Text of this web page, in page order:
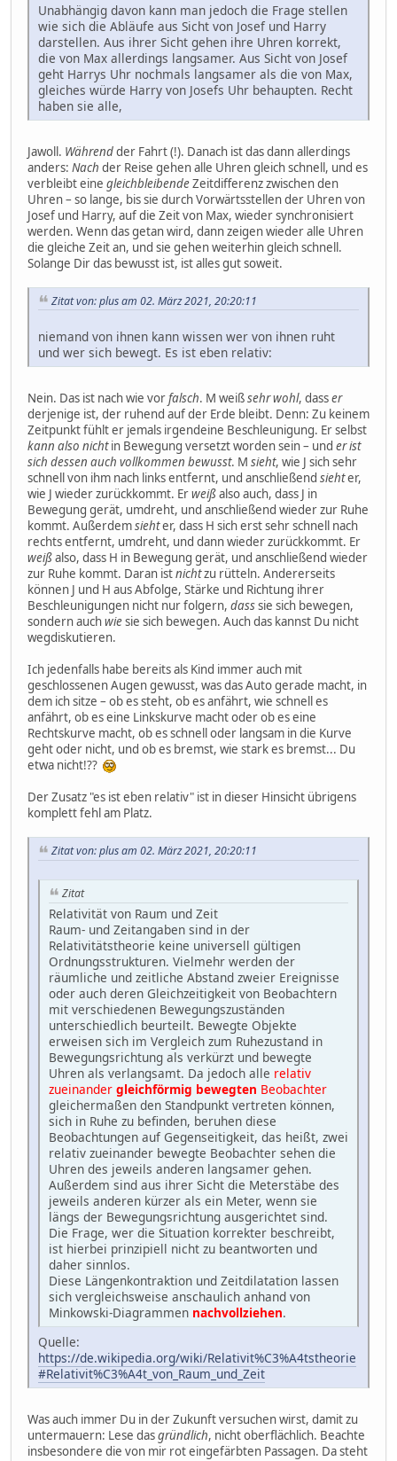
Unabhängig davon kann man jedoch die Frage stellen
wie sich die Abläufe aus Sicht von Josef und Harry
darstellen. Aus ihrer Sicht gehen ihre Uhren korrekt,
die von Max allerdings langsamer. Aus Sicht von Josef
geht Harrys Uhr nochmals langsamer als die von Max,
gleiches würde Harry von Josefs Uhr behaupten. Recht
haben sie alle,
Jawoll. Währendder Fahrt (!). Danach ist das dann allerdings
anders: Nach der Reise gehen alle Uhren gleich schnell, und es
verbleibt eine gleichbleibendeZeitdifferenz zwischen den
Uhren – so lange, bis sie durch Vorwärtsstellen der Uhren von
Josef und Harry, auf die Zeit von Max, wieder synchronisiert
werden. Wenn das getan wird, dann zeigen wieder alle Uhren
die gleiche Zeit an, und sie gehen weiterhin gleich schnell.
Solange Dir das bewusst ist, ist alles gut soweit.
Zitat von: plus am 02. März 2021, 20:20:11
niemand von ihnen kann wissen wer von ihnen ruht
und wer sich bewegt. Es ist eben relativ:
Nein. Das ist nach wie vorfalsch. M weißsehr wohl, dasser
derjenige ist, der ruhend auf der Erde bleibt. Denn: Zu keinem
Zeitpunkt fühlt er jemals irgendeine Beschleunigung. Er selbst
kann also nichtin Bewegung versetzt worden sein – und er ist
sich dessen auch vollkommen bewusst. M sieht, wie J sich sehr
schnell von ihm nach links entfernt, und anschließend siehter,
wie J wieder zurückkommt. Erweißalso auch, dass J in
Bewegung gerät, umdreht, und anschließend wieder zur Ruhe
kommt. Außerdemsiehter, dass H sich erst sehr schnell nach
rechts entfernt, umdreht, und dann wieder zurückkommt. Er
weißalso, dass H in Bewegung gerät, und anschließend wieder
zur Ruhe kommt. Daran istnichtzu rütteln. Andererseits
können J und H aus Abfolge, Stärke und Richtung ihrer
Beschleunigungen nicht nur folgern, dasssie sich bewegen,
sondern auchwiesie sich bewegen. Auch das kannst Du nicht
wegdiskutieren.
Ich jedenfalls habe bereits als Kind immer auch mit
geschlossenen Augen gewusst, was das Auto gerade macht, in
dem ich sitze – ob es steht, ob es anfährt, wie schnell es
anfährt, ob es eine Linkskurve macht oder ob es eine
Rechtskurve macht, ob es schnell oder langsam in die Kurve
geht oder nicht, und ob es bremst, wie stark es bremst... Du
etwa nicht!??
Der Zusatz "es ist eben relativ" ist in dieser Hinsicht übrigens
komplett fehl am Platz.
Zitat von: plus am 02. März 2021, 20:20:11
Zitat
Relativität von Raum und Zeit
Raum- und Zeitangaben sind in der
Relativitätstheorie keine universell gültigen
Ordnungsstrukturen. Vielmehr werden der
räumliche und zeitliche Abstand zweier Ereignisse
oder auch deren Gleichzeitigkeit von Beobachtern
mit verschiedenen Bewegungszuständen
unterschiedlich beurteilt. Bewegte Objekte
erweisen sich im Vergleich zum Ruhezustand in
Bewegungsrichtung als verkürzt und bewegte
Uhren als verlangsamt. Da jedoch alle relativ
zueinander gleichförmig bewegten Beobachter
gleichermaßen den Standpunkt vertreten können,
sich in Ruhe zu befinden, beruhen diese
Beobachtungen auf Gegenseitigkeit, das heißt, zwei
relativ zueinander bewegte Beobachter sehen die
Uhren des jeweils anderen langsamer gehen.
Außerdem sind aus ihrer Sicht die Meterstäbe des
jeweils anderen kürzer als ein Meter, wenn sie
längs der Bewegungsrichtung ausgerichtet sind.
Die Frage, wer die Situation korrekter beschreibt,
ist hierbei prinzipiell nicht zu beantworten und
daher sinnlos.
Diese Längenkontraktion und Zeitdilatation lassen
sich vergleichsweise anschaulich anhand von
Minkowski-Diagrammen nachvollziehen.
Quelle:
https://de.wikipedia.org/wiki/Relativit%C3%A4tstheorie
#Relativit%C3%A4t_von_Raum_und_Zeit
Was auch immer Du in der Zukunft versuchen wirst, damit zu
untermauern: Lese dasgründlich, nicht oberflächlich. Beachte
insbesondere die von mir rot eingefärbten Passagen. Da steht